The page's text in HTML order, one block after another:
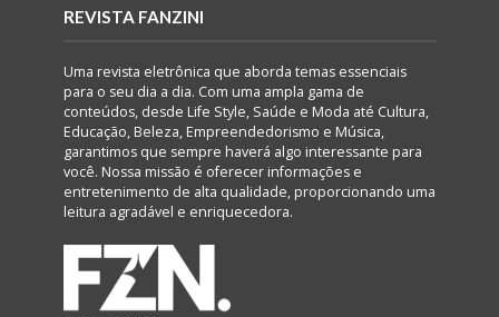
REVISTA FANZINI
Uma revista eletrônica que aborda temas essenciais
para o seu dia a dia. Com uma ampla gama de
conteúdos, desde Life Style, Saúde e Moda até Cultura,
Educação, Beleza, Empreendedorismo e Música,
garantimos que sempre haverá algo interessante para
você. Nossa missão é oferecer informações e
entretenimento de alta qualidade, proporcionando uma
leitura agradável e enriquecedora.